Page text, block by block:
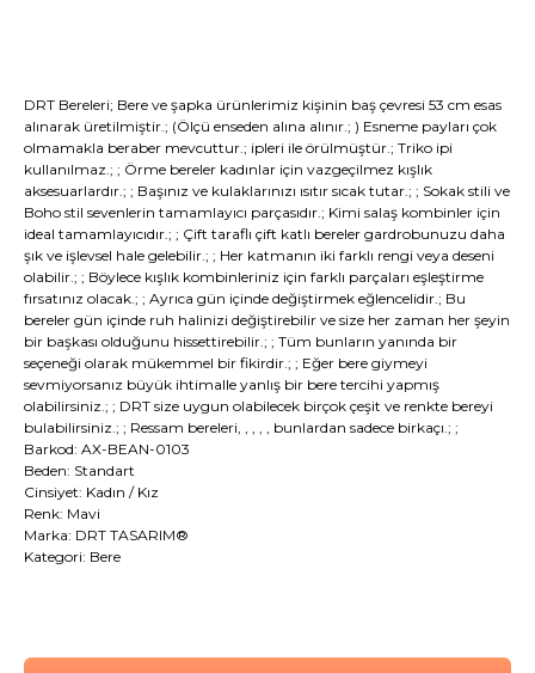
DRT Bereleri; Bere ve şapka ürünlerimiz kişinin baş çevresi 53 cm esas
alınarak üretilmiştir.; (Ölçü enseden alına alınır.; ) Esneme payları çok
olmamakla beraber mevcuttur.; ipleri ile örülmüştür.; Triko ipi
kullanılmaz.; ; Örme bereler kadınlar için vazgeçilmez kışlık
aksesuarlardır.; ; Başınız ve kulaklarınızı ısıtır sıcak tutar.; ; Sokak stili ve
Boho stil sevenlerin tamamlayıcı parçasıdır.; Kimi salaş kombinler için
ideal tamamlayıcıdır.; ; Çift taraflı çift katlı bereler gardrobunuzu daha
şık ve işlevsel hale gelebilir.; ; Her katmanın iki farklı rengi veya deseni
olabilir.; ; Böylece kışlık kombinleriniz için farklı parçaları eşleştirme
fırsatınız olacak.; ; Ayrıca gün içinde değiştirmek eğlencelidir.; Bu
bereler gün içinde ruh halinizi değiştirebilir ve size her zaman her şeyin
bir başkası olduğunu hissettirebilir.; ; Tüm bunların yanında bir
seçeneği olarak mükemmel bir fikirdir.; ; Eğer bere giymeyi
sevmiyorsanız büyük ihtimalle yanlış bir bere tercihi yapmış
olabilirsiniz.; ; DRT size uygun olabilecek birçok çeşit ve renkte bereyi
bulabilirsiniz.; ; Ressam bereleri, , , , , bunlardan sadece birkaçı.; ;
Barkod: AX-BEAN-0103
Beden: Standart
Cinsiyet: Kadın / Kız
Renk: Mavi
Marka: DRT TASARIM®
Kategori: Bere